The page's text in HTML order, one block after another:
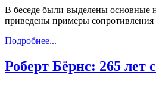
В беседе были выделены основные
приведены примеры
Подробнее...
Роберт Бёрнс: 265 лет